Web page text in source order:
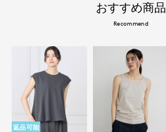
おすすめ商品
Recommend
返品可能